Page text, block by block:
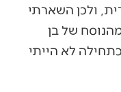
ולכן השארתי
של בן
לא הייתי